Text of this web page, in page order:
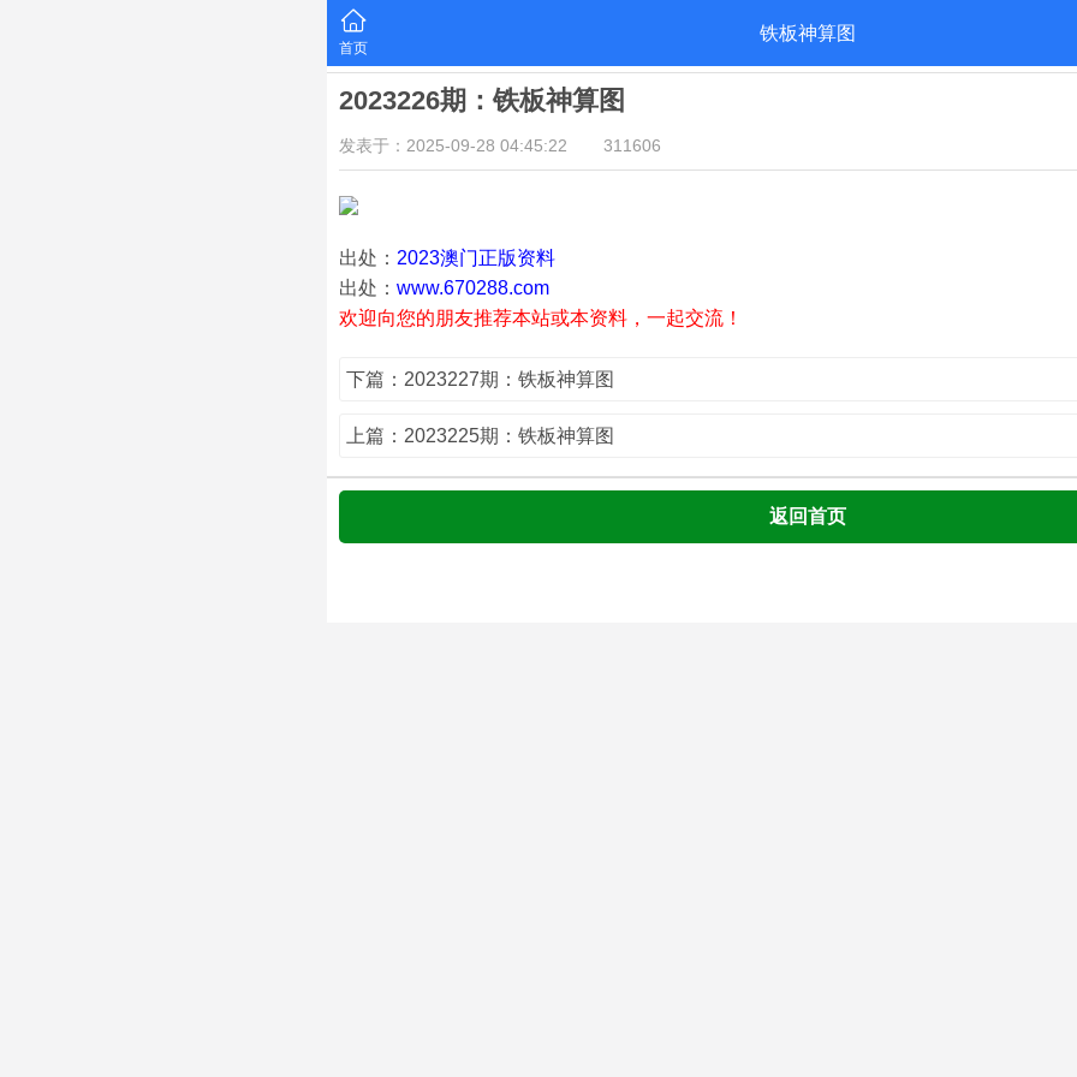
首页
铁板神算图
2023226期：铁板神算图
发表于：2025-09-28 04:45:22 311606
出处： 2023澳门正版资料
出处： www.670288.com
欢迎向您的朋友推荐本站或本资料，一起交流！
下篇：2023227期：铁板神算图
上篇：2023225期：铁板神算图
返回首页